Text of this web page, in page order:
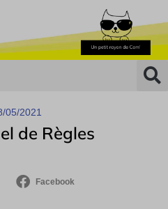
05/2021
de Règles
Facebook